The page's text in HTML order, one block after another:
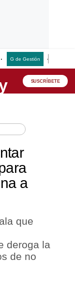
G de Gestión
SUSCRÍBETE
a
que
deroga la
de no